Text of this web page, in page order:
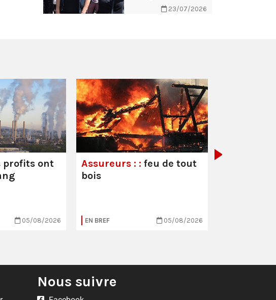
23/07/2026
profits ont
05/08/2026
Assureurs : : feu de tout
bois
EN BREF 05/08/2026
Nous suivre